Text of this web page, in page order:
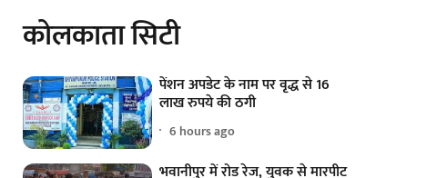
कोलकाता सिटी
पेंशन अपडेट के नाम पर वृद्ध से 16
लाख रुपये की ठगी
6 hours ago
भवानीपुर में रोड रेज, युवक से मारपीट